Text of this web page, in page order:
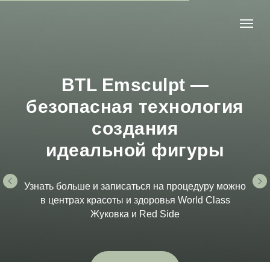
BTL Emsculpt —
безопасная технология
создания
идеальной фигуры
Узнать больше и записаться на процедуру можно
в центрах красоты и здоровья World Class
Жуковка и Red Side